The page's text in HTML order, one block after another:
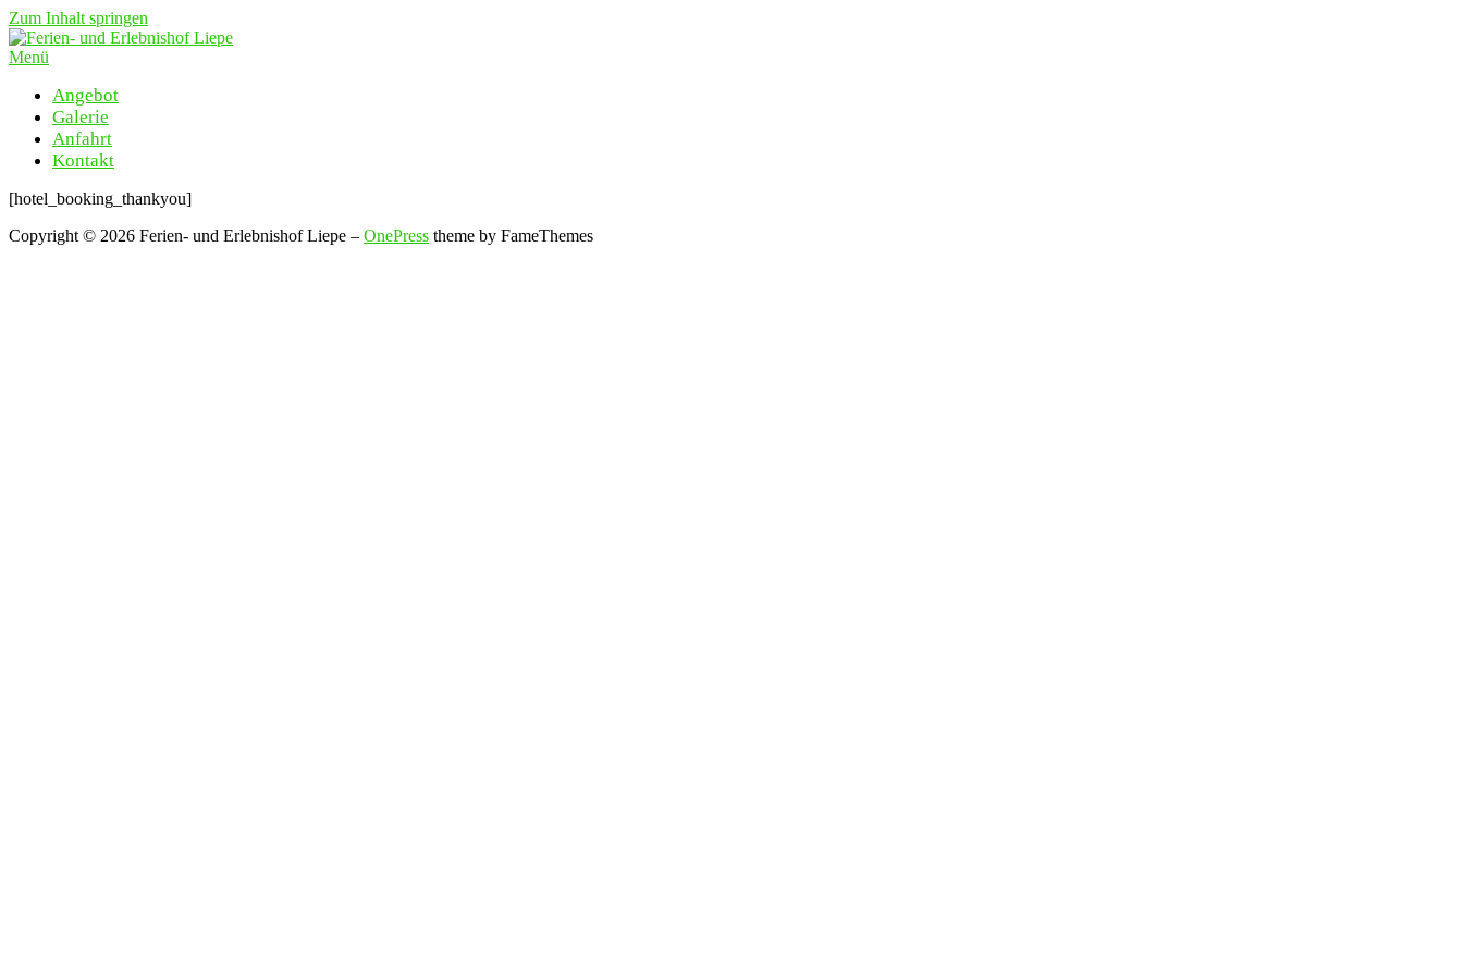
Zum Inhalt springen
Menü
Angebot
Galerie
Anfahrt
Kontakt
[hotel_booking_thankyou]
Copyright © 2026 Ferien- und Erlebnishof Liepe – OnePress theme by FameThemes